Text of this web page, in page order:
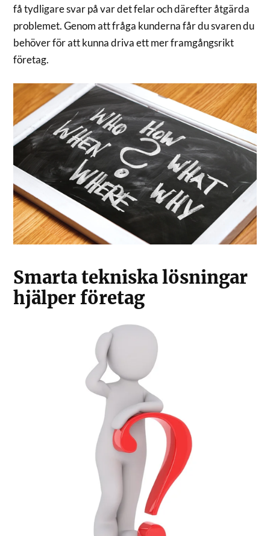
få tydligare svar på var det felar och därefter åtgärda
problemet. Genom att fråga kunderna får du svaren du
behöver för att kunna driva ett mer framgångsrikt
företag.
Smarta tekniska lösningar
hjälper företag